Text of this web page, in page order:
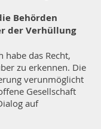
Behörden
der Verhüllung
habe das Recht,
zu erkennen. Die
verunmöglicht
Gesellschaft
auf